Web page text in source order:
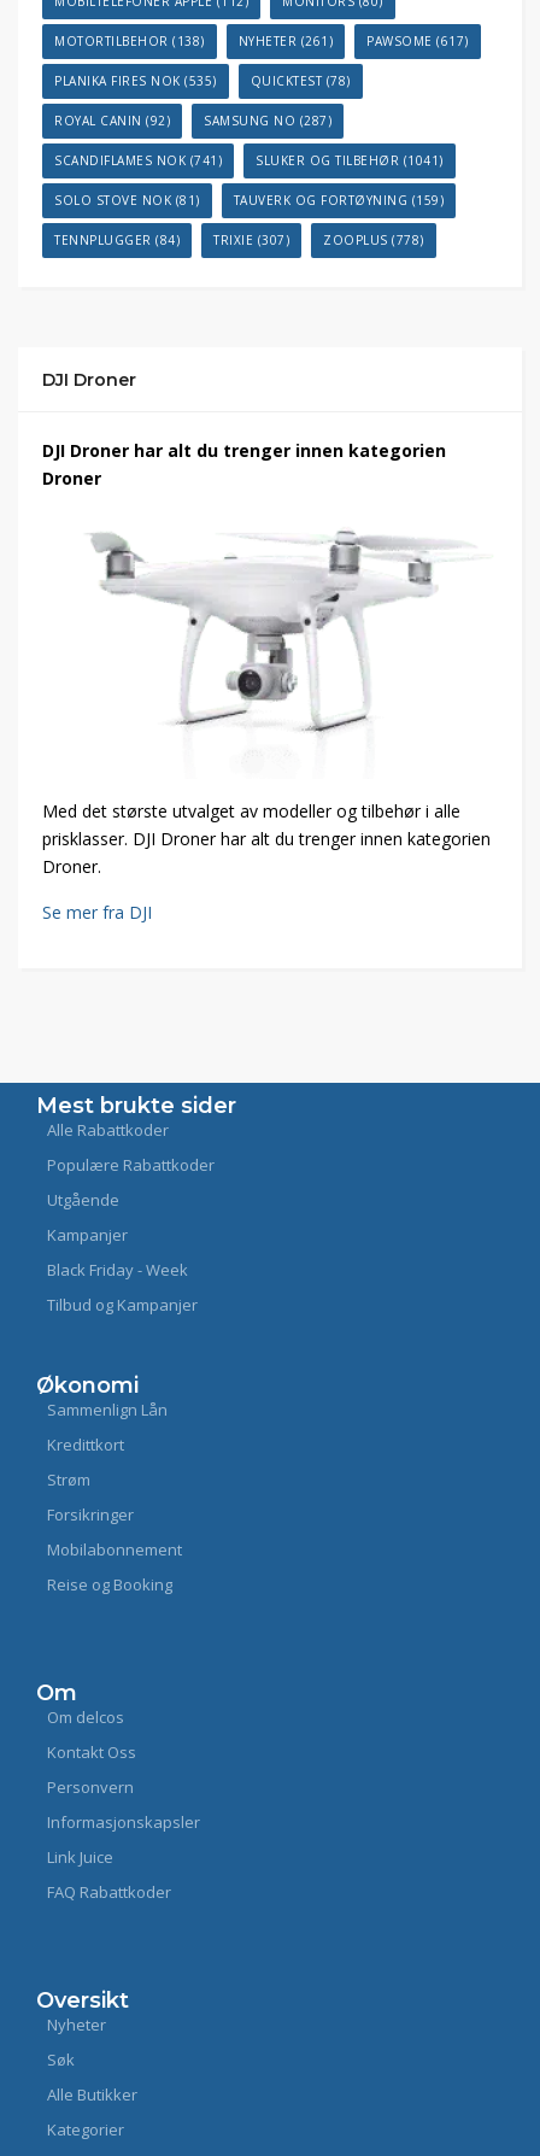
MOTORTILBEHOR (138) NYHETER (261) PAWSOME (617)
PLANIKA FIRES NOK (535) QUICKTEST(78)
ROYAL CANIN (92) SAMSUNG NO (287)
SCANDIFLAMES NOK (741) SLUKER OG TILBEHØR (1041)
SOLO STOVE NOK (81) TAUVERK OG FORTØYNING (159)
TENNPLUGGER (84) TRIXIE (307) ZOOPLUS (778)
DJI Droner
DJI Droner har alt du trenger innen kategorien
Droner
Med det største utvalget av modeller og tilbehør i alle
prisklasser. DJI Droner har alt du trenger innen kategorien
Droner.
Se mer fra DJI
Mest brukte sider
Alle Rabattkoder
Populære Rabattkoder
Utgående
Kampanjer
Black Friday - Week
Tilbud og Kampanjer
Økonomi
Sammenlign Lån
Kredittkort
Strøm
Forsikringer
Mobilabonnement
Reise og Booking
Om
Om delcos
Kontakt Oss
Personvern
Informasjonskapsler
Link Juice
FAQ Rabattkoder
Oversikt
Nyheter
Søk
Alle Butikker
Kategorier